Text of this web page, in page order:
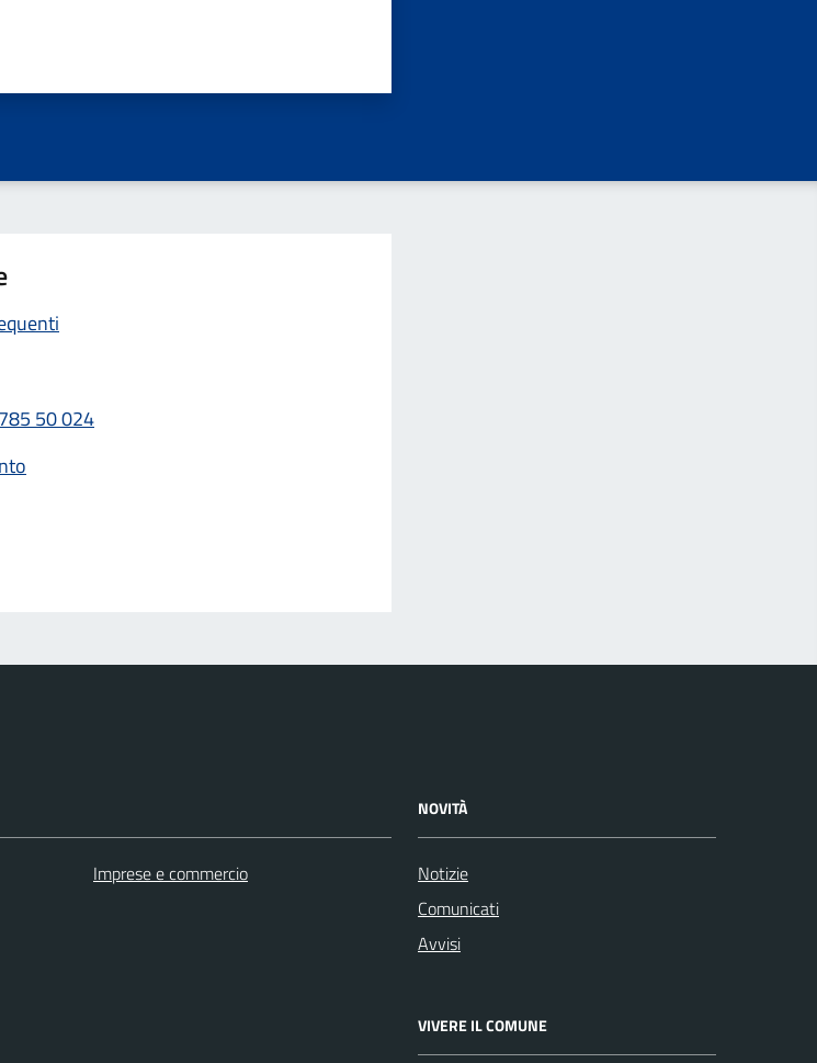
50 024
Imprese e commercio
NOVITÀ
Notizie
Comunicati
Avvisi
VIVERE IL COMUNE